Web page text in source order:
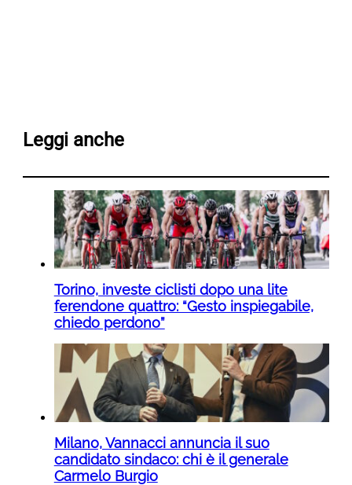
Leggi anche
Torino, investe ciclisti dopo una lite
ferendone quattro: “Gesto inspiegabile,
chiedo perdono”
Milano, Vannacci annuncia il suo
candidato sindaco: chi è il generale
Carmelo Burgio